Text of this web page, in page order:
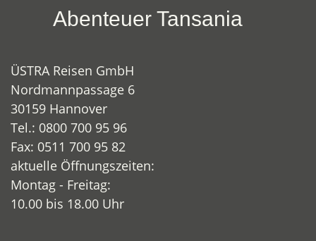
Abenteuer Tansania
ÜSTRA Reisen GmbH
Nordmannpassage 6
30159 Hannover
Tel.: 0800 700 95 96
Fax: 0511 700 95 82
aktuelle Öffnungszeiten:
Montag - Freitag:
10.00 bis 18.00 Uhr